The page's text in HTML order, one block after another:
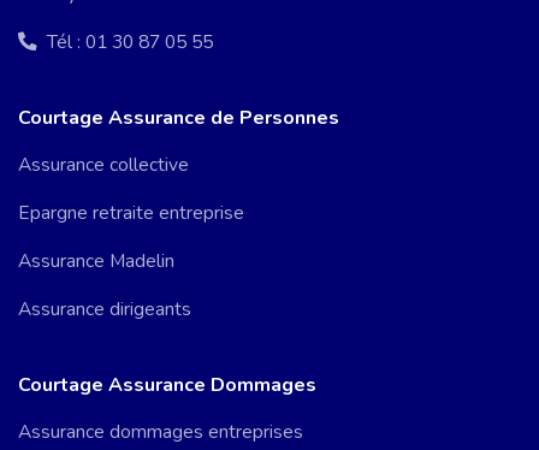
Tél : 01 30 87 05 55
Courtage Assurance de Personnes
Assurance collective
Epargne retraite entreprise
Assurance Madelin
Assurance dirigeants
Courtage Assurance Dommages
Assurance dommages entreprises